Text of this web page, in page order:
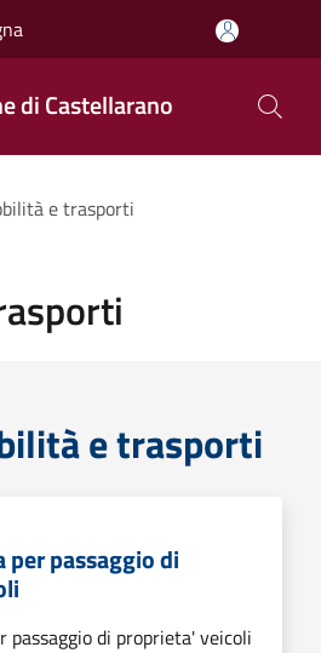
di Castellarano
e trasporti
e trasporti
passaggio di
di proprieta' veicoli